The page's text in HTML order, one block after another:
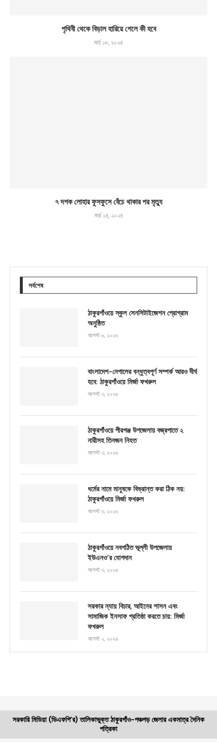
পৃথিবী থেকে বিড়াল হারিয়ে গেলে কী হবে
মার্চ ১৮, ২০২৪
৭ দশক লোহার ফুসফুসে বেঁচে থাকার পর মৃত্যু
মার্চ ১৪, ২০২৪
সর্বশেষ
ঠাকুরগাঁওয়ে স্কুল সেনসিটাইজেশন প্রোগ্রাম
অনুষ্ঠিত
আগস্ট ৬, ২০২৬
বাংলাদেশ-নেপালের বন্ধুত্বপূর্ণ সম্পর্ক আরও দীর্ঘ
হবে: ঠাকুরগাঁওয়ে মির্জা ফখরুল
আগস্ট ৩, ২০২৬
ঠাকুরগাঁওয়ে পীরগঞ্জ উপজেলায় বজ্রপাতে ২
নারীসহ তিনজন নিহত
আগস্ট ৩, ২০২৬
ধর্মের নামে মানুষকে বিভ্রান্ত করা ঠিক নয়:
ঠাকুরগাঁওয়ে মির্জা ফখরুল
আগস্ট ৩, ২০২৬
ঠাকুরগাঁওয়ে নবগঠিত ভূল্লী উপজেলায়
ইউএনও’র যোগদান
আগস্ট ৩, ২০২৬
সরকার ন্যায় বিচার, আইনের শাসন এবং
সামাজিক ইনসাফ প্রতিষ্ঠা করতে চায়: মির্জা
ফখরুল
আগস্ট ২, ২০২৬
সরকারি মিডিয়া (ডিএফপি’র) তালিকাভুক্ত ঠাকুরগাঁও-পঞ্চগড় জেলার একমাত্র দৈনিক
পত্রিকা